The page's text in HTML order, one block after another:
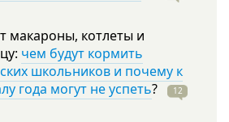
макароны, котлеты и
чем будут кормить
школьников и почему к
года могут не успеть? 12